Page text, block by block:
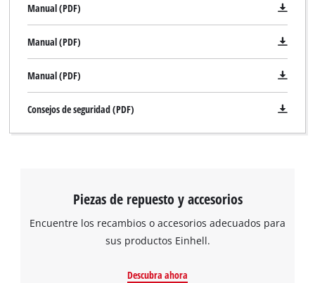
Manual (PDF)
Manual (PDF)
Manual (PDF)
Consejos de seguridad (PDF)
Piezas de repuesto y accesorios
Encuentre los recambios o accesorios adecuados para
sus productos Einhell.
Descubra ahora